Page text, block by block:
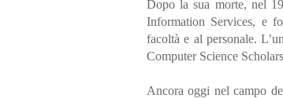
Dopo la sua morte, nel
Information Services, e
facoltà e al personale.
Computer Science
Ancora oggi nel campo